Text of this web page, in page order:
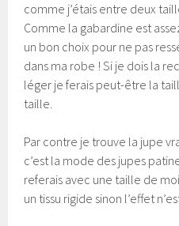
comme j’étais entre deux
Comme la gabardine est
un bon choix pour ne pas
dans ma robe ! Si je dois la
léger je ferais peut-être la
taille.
Par contre je trouve la jupe
c’est la mode des jupes
referais avec une taille de
un tissu rigide sinon l’effet